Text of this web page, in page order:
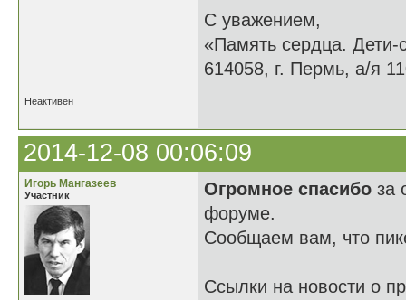
С уважением,
«Память сердца. Дети-
614058, г. Пермь, а/я
Неактивен
2014-12-08 00:06:09
Игорь Мангазеев
Участник Огромное спасибо за
форуме.
Сообщаем вам, что
Ссылки на новости о